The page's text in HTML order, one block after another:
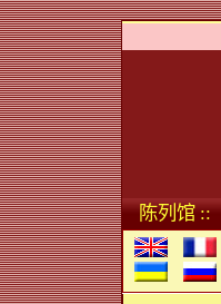
陈列馆 ::